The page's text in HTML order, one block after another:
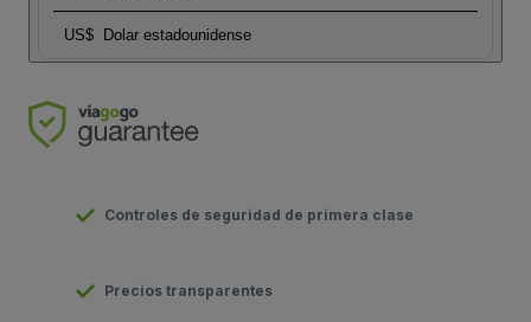
US$ Dolar estadounidense
Controles de seguridad de primera clase
Precios transparentes